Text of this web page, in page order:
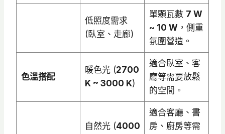
低照度需求
(臥室、走廊)
單顆瓦數 7 W
~ 10 W，側重
氛圍營造。
色溫搭配
暖色光 (2700
K ~ 3000 K)
適合臥室、客
廳等需要放鬆
的空間。
自然光 (4000
適合客廳、書
房、廚房等需